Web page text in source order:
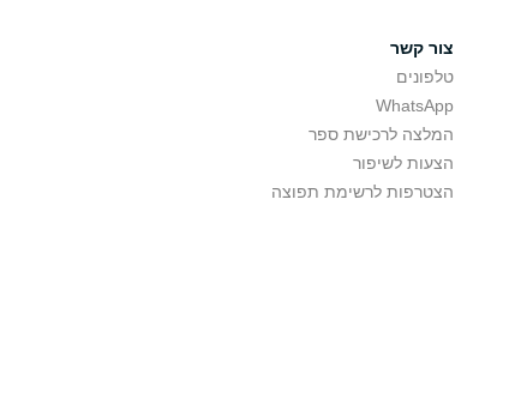
צור קשר
טלפונים
WhatsApp
המלצה לרכישת ספר
הצעות לשיפור
הצטרפות לרשימת תפוצה